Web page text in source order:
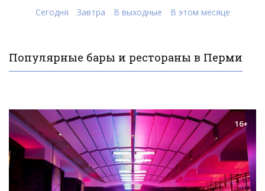
Сегодня Завтра В выходные В этом месяце
Популярные бары и рестораны в Перми
16+